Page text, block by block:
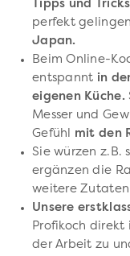
Tipps und Tricks
perfekt
Japan.
Beim Online-
entspannt in
eigenen Küche.
Messer und
Gefühl mit den
Sie würzen z.B.
ergänzen die
weitere
Unsere
Profikoch direkt
der Arbeit zu